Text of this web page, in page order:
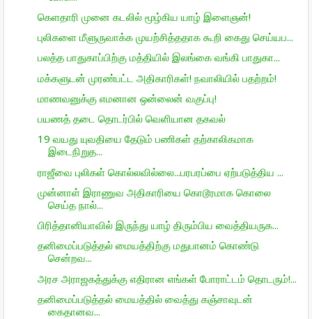
கெளதாரி முனை கடலில் மூழ்கிய யாழ் இளைஞன்!
புலிகளை மீளுருவாக்க முயற்சித்ததாக கூறி கைது செய்யப...
பலத்த பாதுகாப்பிற்கு மத்தியில் இலங்கை வங்கி பாதுகா...
மக்களுடன் முரண்பட்ட அதிகாரிகள்! நவாலியில் பதற்றம்!
மாணவனுக்கு எமனான ஒன்லைன் வகுப்பு!
பயணத் தடை தொடர்பில் வெளியான தகவல்
19 வயது யுவதியை தேடும் பணிகள் தற்காலிகமாக
இடைநிறுத...
ராஜீவை புலிகள் கொல்லவில்லை...பரபரப்பை ஏற்படுத்திய ...
முன்னாள் இராணுவ அதிகாரியை கொடூரமாக கொலை
செய்த நால்...
பிரித்தானியாவில் இருந்து யாழ் திரும்பிய வைத்தியருக...
தனிமைப்படுத்தல் மையத்திற்கு மதுபானம் கொண்டு
சென்றவ...
அரச அராஜகத்துக்கு எதிரான எங்கள் போராட்டம் தொடரும்!...
தனிமைப்படுத்தல் மையத்தில் வைத்து கஞ்சாவுடன்
கைதானவ...